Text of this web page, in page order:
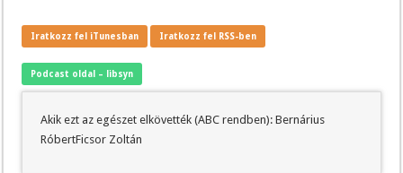
Iratkozz fel iTunesban Iratkozz fel RSS-ben
Podcast oldal – libsyn
Akik ezt az egészet elkövették (ABC rendben): Bernárius
RóbertFicsor Zoltán